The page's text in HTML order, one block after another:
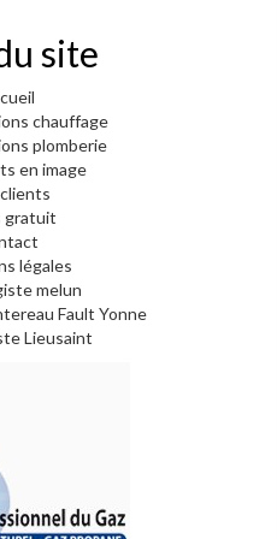
site
chauffage
plomberie
en image
gratuit
légales
melun
Fault Yonne
Lieusaint